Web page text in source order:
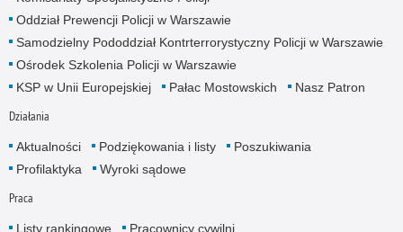
Oddział Prewencji Policji w Warszawie
Samodzielny Pododdział Kontrterrorystyczny Policji w Warszawie
Ośrodek Szkolenia Policji w Warszawie
KSP w Unii Europejskiej
Pałac Mostowskich Nasz Patron
Działania
Aktualności Podziękowania i listy
Poszukiwania
Profilaktyka
Wyroki sądowe
Praca
Listy rankingowe Pracownicy cywilni